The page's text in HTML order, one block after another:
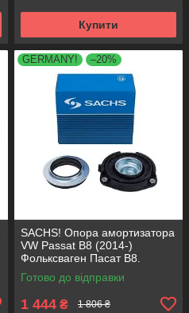
Купити
GERMANY! –20%
SACHS! Опора амортизатора
VW Passat B8 (2014-)
Фольксваген Пасат B8.
Передня. 803024 , KB657.27 ,
VKDA35167
Готово до відправки
1 444 ₴ 1 806 ₴